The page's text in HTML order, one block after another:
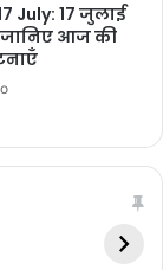
July: 17 जुलाई
जानिए आज की